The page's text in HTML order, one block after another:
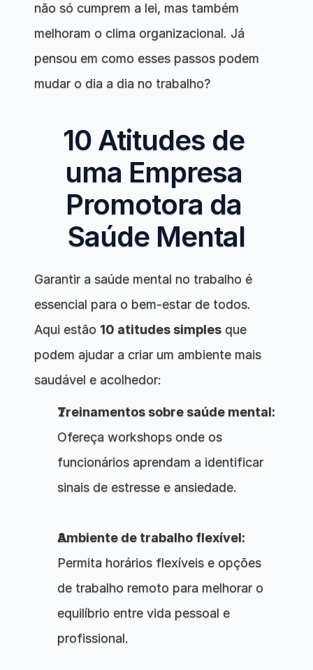
não só cumprem a lei, mas também
melhoram o clima organizacional. Já
pensou em como esses passos podem
mudar o dia a dia no trabalho?
10 Atitudes de
uma Empresa
Promotora da
Saúde Mental
Garantir a saúde mental no trabalho é
essencial para o bem-estar de todos.
Aqui estão 10 atitudes simples que
podem ajudar a criar um ambiente mais
saudável e acolhedor:
Treinamentos sobre saúde mental:
Ofereça workshops onde os
funcionários aprendam a identificar
sinais de estresse e ansiedade.
Ambiente de trabalho flexível:
Permita horários flexíveis e opções
de trabalho remoto para melhorar o
equilíbrio entre vida pessoal e
profissional.